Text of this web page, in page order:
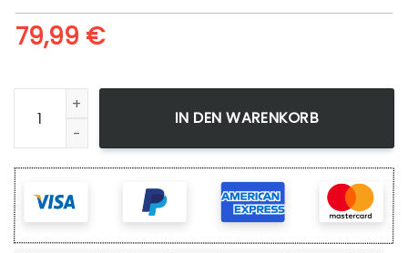
79,99 €
Leinwandbild One Punch Man Genos Armure Wandbilder
IN DEN WARENKORB